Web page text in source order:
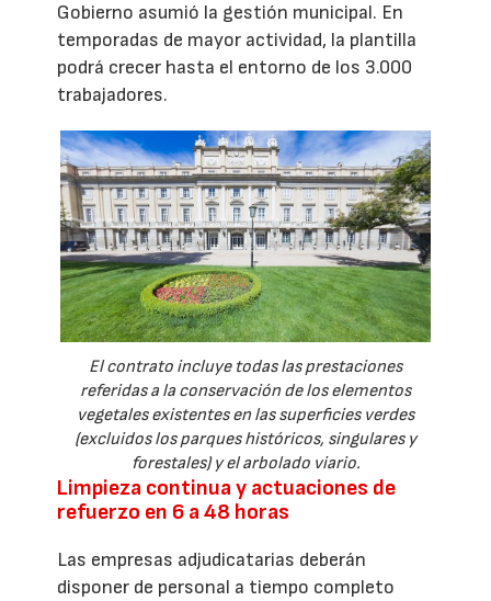
Gobierno asumió la gestión municipal. En
temporadas de mayor actividad, la plantilla
podrá crecer hasta el entorno de los 3.000
trabajadores.
El contrato incluye todas las prestaciones
referidas a la conservación de los elementos
vegetales existentes en las superficies verdes
(excluidos los parques históricos, singulares y
forestales) y el arbolado viario.
Limpieza continua y actuaciones de
refuerzo en 6 a 48 horas
Las empresas adjudicatarias deberán
disponer de personal a tiempo completo